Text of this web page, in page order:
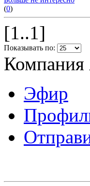
(0)
[1..1]
Показывать по:
Эфир